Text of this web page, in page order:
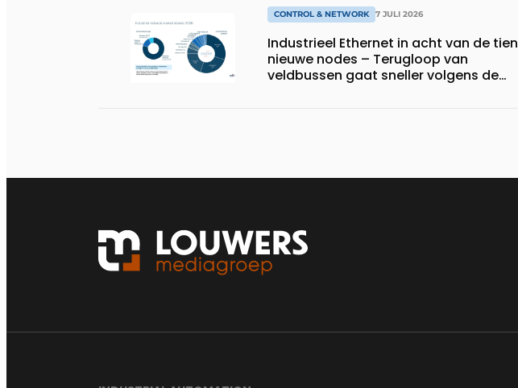
CONTROL & NETWORK 7 JULI 2026
Industrieel Ethernet in acht van de tien
nieuwe nodes – Terugloop van
veldbussen gaat sneller volgens de